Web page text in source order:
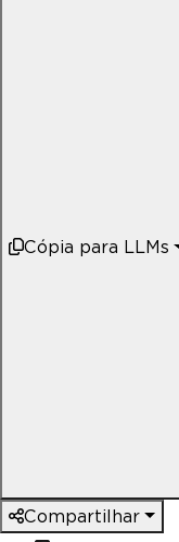
Cópia para LLMs
Compartilhar